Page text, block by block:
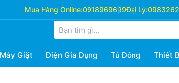
Mua Hàng Online:0918969699Đại Lý:
Máy Giặt Điện Gia Dụng Tủ Đông Thiết